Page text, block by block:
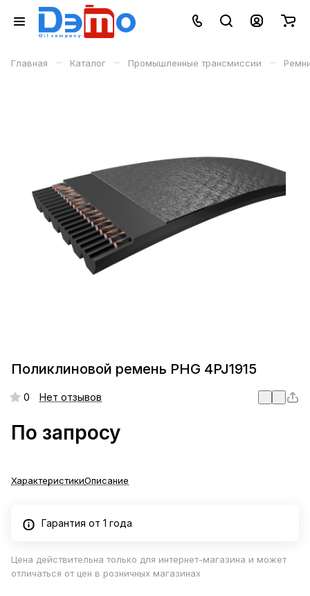
Главная – Каталог – Промышленные трансмиссии –
Поликлиновой ремень PHG 4PJ1915
0 Нет отзывов
По запросу
ХарактеристикиОписание
Гарантия от 1 года
Цена действительна только для интернет-магазина и может
отличаться от цен в розничных магазинах